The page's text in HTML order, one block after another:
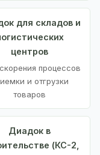
для складов и
центров
процессов
и отгрузки
товаров
Диадок в
(КС-2,